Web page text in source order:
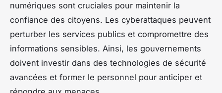
numériques sont cruciales pour maintenir la
confiance des citoyens. Les cyberattaques peuvent
perturber les services publics et compromettre des
informations sensibles. Ainsi, les gouvernements
doivent investir dans des technologies de sécurité
avancées et former le personnel pour anticiper et